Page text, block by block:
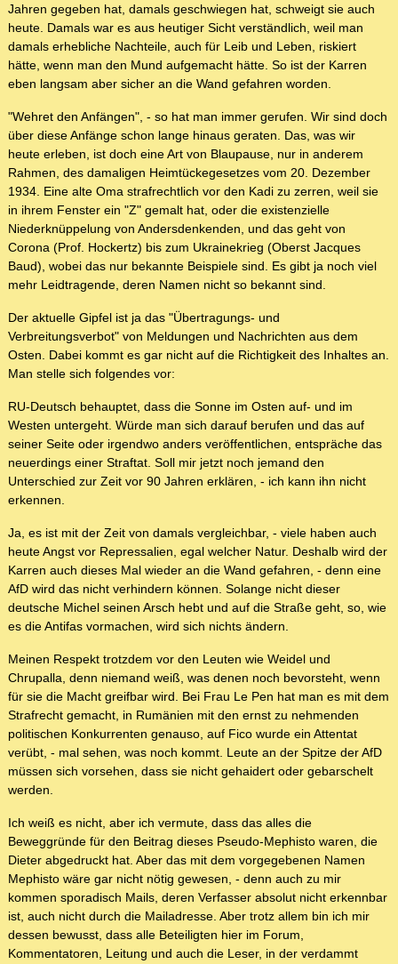
Jahren gegeben hat, damals geschwiegen hat, schweigt sie auch
heute. Damals war es aus heutiger Sicht verständlich, weil man
damals erhebliche Nachteile, auch für Leib und Leben, riskiert
hätte, wenn man den Mund aufgemacht hätte. So ist der Karren
eben langsam aber sicher an die Wand gefahren worden.
"Wehret den Anfängen", - so hat man immer gerufen. Wir sind doch
über diese Anfänge schon lange hinaus geraten. Das, was wir
heute erleben, ist doch eine Art von Blaupause, nur in anderem
Rahmen, des damaligen Heimtückegesetzes vom 20. Dezember
1934. Eine alte Oma strafrechtlich vor den Kadi zu zerren, weil sie
in ihrem Fenster ein "Z" gemalt hat, oder die existenzielle
Niederknüppelung von Andersdenkenden, und das geht von
Corona (Prof. Hockertz) bis zum Ukrainekrieg (Oberst Jacques
Baud), wobei das nur bekannte Beispiele sind. Es gibt ja noch viel
mehr Leidtragende, deren Namen nicht so bekannt sind.
Der aktuelle Gipfel ist ja das "Übertragungs- und
Verbreitungsverbot" von Meldungen und Nachrichten aus dem
Osten. Dabei kommt es gar nicht auf die Richtigkeit des Inhaltes an.
Man stelle sich folgendes vor:
RU-Deutsch behauptet, dass die Sonne im Osten auf- und im
Westen untergeht. Würde man sich darauf berufen und das auf
seiner Seite oder irgendwo anders veröffentlichen, entspräche das
neuerdings einer Straftat. Soll mir jetzt noch jemand den
Unterschied zur Zeit vor 90 Jahren erklären, - ich kann ihn nicht
erkennen.
Ja, es ist mit der Zeit von damals vergleichbar, - viele haben auch
heute Angst vor Repressalien, egal welcher Natur. Deshalb wird der
Karren auch dieses Mal wieder an die Wand gefahren, - denn eine
AfD wird das nicht verhindern können. Solange nicht dieser
deutsche Michel seinen Arsch hebt und auf die Straße geht, so, wie
es die Antifas vormachen, wird sich nichts ändern.
Meinen Respekt trotzdem vor den Leuten wie Weidel und
Chrupalla, denn niemand weiß, was denen noch bevorsteht, wenn
für sie die Macht greifbar wird. Bei Frau Le Pen hat man es mit dem
Strafrecht gemacht, in Rumänien mit den ernst zu nehmenden
politischen Konkurrenten genauso, auf Fico wurde ein Attentat
verübt, - mal sehen, was noch kommt. Leute an der Spitze der AfD
müssen sich vorsehen, dass sie nicht gehaidert oder gebarschelt
werden.
Ich weiß es nicht, aber ich vermute, dass das alles die
Beweggründe für den Beitrag dieses Pseudo-Mephisto waren, die
Dieter abgedruckt hat. Aber das mit dem vorgegebenen Namen
Mephisto wäre gar nicht nötig gewesen, - denn auch zu mir
kommen sporadisch Mails, deren Verfasser absolut nicht erkennbar
ist, auch nicht durch die Mailadresse. Aber trotz allem bin ich mir
dessen bewusst, dass alle Beteiligten hier im Forum,
Kommentatoren, Leitung und auch die Leser, in der verdammt